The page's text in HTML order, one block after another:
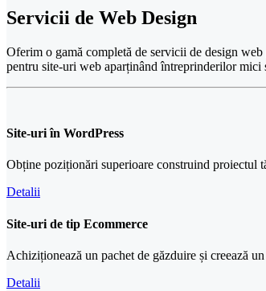
Servicii de Web Design
Oferim o gamă completă de servicii de design
pentru site-uri web aparținând întreprinderilor mici
Site-uri în WordPress
Obține poziționări superioare construind proiectul
Detalii
Site-uri de tip Ecommerce
Achiziționează un pachet de găzduire și creează
Detalii